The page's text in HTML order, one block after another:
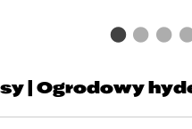
| Ogrodowy